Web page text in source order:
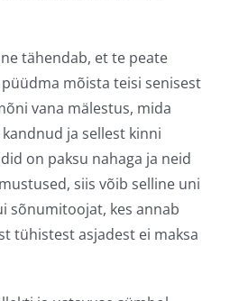
tähendab, et te peate
mõista teisi senisest
vana mälestus, mida
ja sellest kinni
on paksu nahaga ja neid
siis võib selline uni
sõnumitoojat, kes annab
tühistest asjadest ei maksa